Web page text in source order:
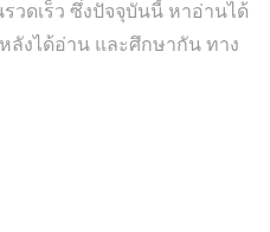
วดเร็ว ซึ่งปัจจุบันนี้ หาอ่านได้
ลังได้อ่าน และศึกษากัน ทาง